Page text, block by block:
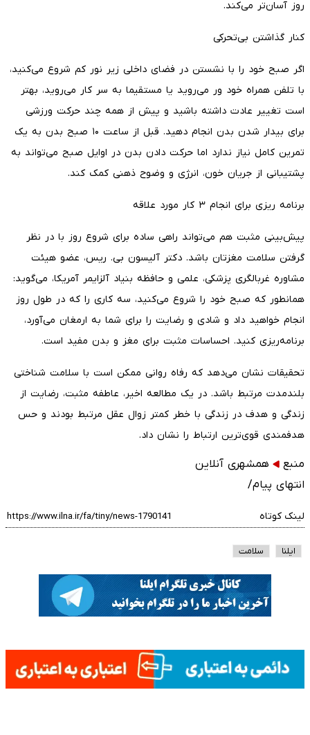
روز آسان‌تر می‌کند.
کنار گذاشتن بی‌تحرکی
اگر صبح خود را با نشستن در فضای داخلی زیر نور کم شروع می‌کنید،
با تلفن همراه خود ور می‌روید یا مستقیما به سر کار می‌روید، بهتر
است تغییر عادت داشته باشید و پیش از همه چند حرکت ورزشی
برای بیدار شدن بدن انجام دهید. قبل از ساعت ۱۰ صبح بدن به یک
تمرین کامل نیاز ندارد اما حرکت دادن بدن در اوایل صبح می‌تواند به
پشتیبانی از جریان خون، انرژی و وضوح ذهنی کمک کند.
برنامه ریزی برای انجام ۳ کار مورد علاقه
پیش‌بینی مثبت هم می‌تواند راهی ساده برای شروع روز با در نظر
گرفتن سلامت مغزتان باشد. دکتر آلیسون بی. ریس، عضو هیئت
مشاوره غربالگری پزشکی، علمی و حافظه بنیاد آلزایمر آمریکا، می‌گوید:
همانطور که صبح خود را شروع می‌کنید، سه کاری را که در طول روز
انجام خواهید داد و شادی و رضایت را برای شما به ارمغان می‌آورد،
برنامه‌ریزی کنید. احساسات مثبت برای مغز و بدن مفید است.
تحقیقات نشان می‌دهد که رفاه روانی ممکن است با سلامت شناختی
بلندمدت مرتبط باشد. در یک مطالعه اخیر، عاطفه مثبت، رضایت از
زندگی و هدف در زندگی با خطر کمتر زوال عقل مرتبط بودند و حس
هدفمندی قوی‌ترین ارتباط را نشان داد.
منبع
همشهری آنلاین
انتهای پیام/
لینک کوتاه
ایلنا سلامت